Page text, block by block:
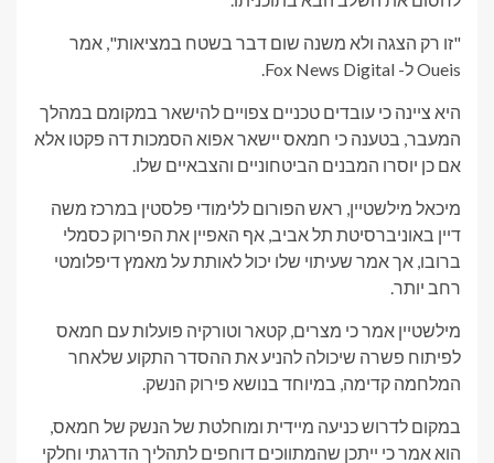
"זו רק הצגה ולא משנה שום דבר בשטח במציאות", אמר
Oueis ל- Fox News Digital.
היא ציינה כי עובדים טכניים צפויים להישאר במקומם במהלך
המעבר, בטענה כי חמאס יישאר אפוא הסמכות דה פקטו אלא
אם כן יוסרו המבנים הביטחוניים והצבאיים שלו.
מיכאל מילשטיין, ראש הפורום ללימודי פלסטין במרכז משה
דיין באוניברסיטת תל אביב, אף האפיין את הפירוק כסמלי
ברובו, אך אמר שעיתוי שלו יכול לאותת על מאמץ דיפלומטי
רחב יותר.
מילשטיין אמר כי מצרים, קטאר וטורקיה פועלות עם חמאס
לפיתוח פשרה שיכולה להניע את ההסדר התקוע שלאחר
המלחמה קדימה, במיוחד בנושא פירוק הנשק.
במקום לדרוש כניעה מיידית ומוחלטת של הנשק של חמאס,
הוא אמר כי ייתכן שהמתווכים דוחפים לתהליך הדרגתי וחלקי